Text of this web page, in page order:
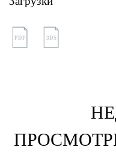
PDF 3DS